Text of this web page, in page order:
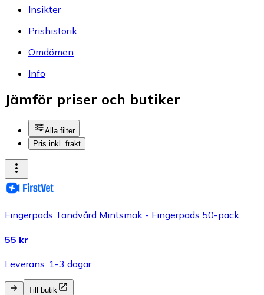
Insikter
Prishistorik
Omdömen
Info
Jämför priser och butiker
Alla filter
Pris inkl. frakt
Fingerpads Tandvård Mintsmak - Fingerpads 50-pack
55 kr
Leverans: 1-3 dagar
Till butik